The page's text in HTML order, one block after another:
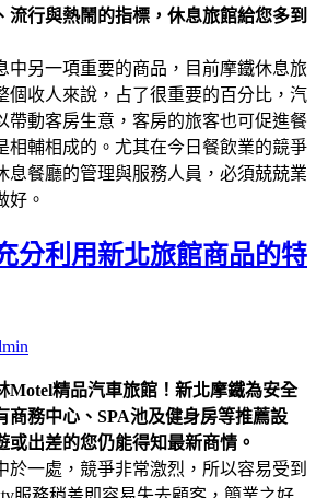
流行與熱鬧的指標，休息旅館給您多到
中另一項重要的商品，目前摩鐵休息旅
個收人來說，占了很重要的百分比，汽
帶動客房生意，客房的旅客也可促進餐
相輔相成的。尤其在今日餐飲業的競爭
息餐廳的管理與服務人員，必須兢兢業
好。
分利用新北旅館商品的特
Motel精品汽車旅館！新北摩鐵為安全
商務中心、SPA池及健身房等推薦設
或出差的您仍能得知最新商情。
於一處，競爭非常激烈，所以容易受到